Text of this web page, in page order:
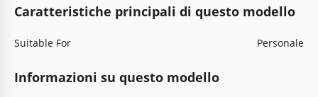
Caratteristiche principali di questo modello
Suitable For Personale
Informazioni su questo modello